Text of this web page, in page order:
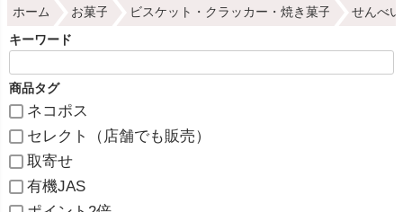
ホーム お菓子 ビスケット・クラッカー・焼き菓子
せんべ
キーワード
商品タグ
ネコポス
セレクト（店舗でも販売）
取寄せ
有機JAS